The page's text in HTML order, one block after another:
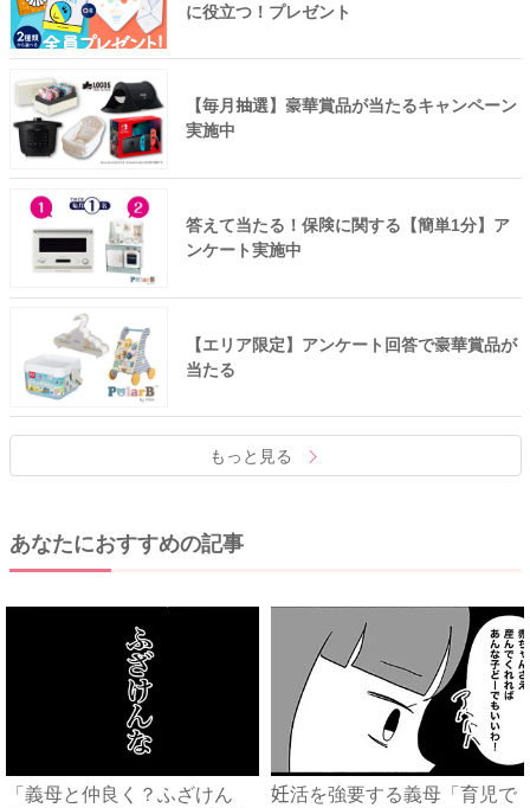
に役立つ！プレゼント
【毎月抽選】豪華賞品が当たるキャンペーン
実施中
答えて当たる！保険に関する【簡単1分】ア
ンケート実施中
【エリア限定】アンケート回答で豪華賞品が
当たる
もっと見る
あなたにおすすめの記事
「義母と仲良く？ふざけん
妊活を強要する義母「育児で